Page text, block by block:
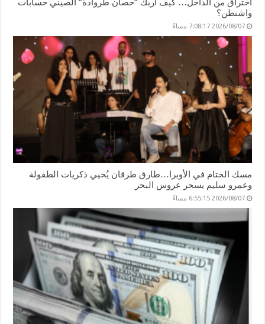
اختراق من الداخل… كيف أربك “حصان طروادة” الصيني حسابات
واشنطن؟
2026/08/07 7:08:17 مساءً
مسك الختام في الأوبرا…طارق طرقان يُحيي ذكريات الطفولة
وعمرو سليم يسحر عروس البحر
2026/08/07 6:55:15 مساءً